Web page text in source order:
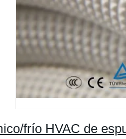
frío HVAC de